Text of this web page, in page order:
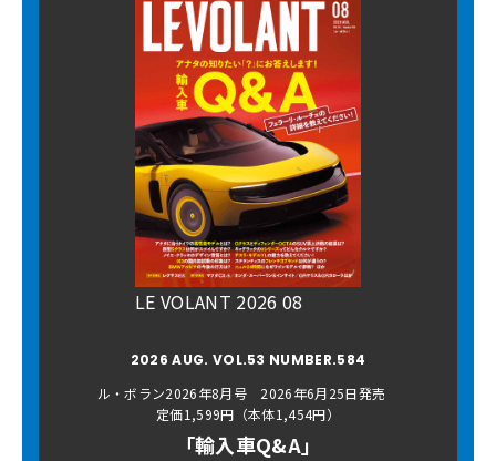
LE VOLANT 2026 08
2026 AUG. VOL.53 NUMBER.584
ル・ボラン2026年8月号 2026年6月25日発売
定価1,599円（本体1,454円）
「輸入車Q&A」